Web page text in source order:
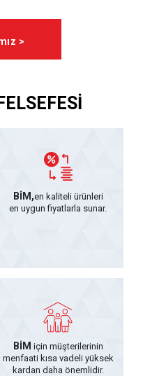
>
BİM,en kaliteli ürünleri
en uygun fiyatlarla sunar.
BİM için müşterilerinin
menfaati kısa vadeli yüksek
kardan daha önemlidir.